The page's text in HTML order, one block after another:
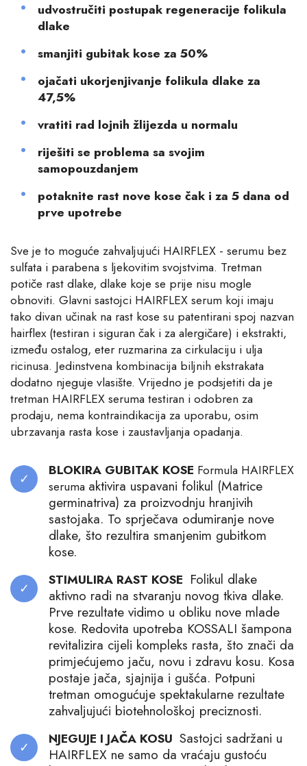
udvostručiti postupak regeneracije folikula
dlake
smanjiti gubitak kose za 50%
ojačati ukorjenjivanje folikula dlake za
47,5%
vratiti rad lojnih žlijezda u normalu
riješiti se problema sa svojim
samopouzdanjem
potaknite rast nove kose čak i za 5 dana od
prve upotrebe
Sve je to moguće zahvaljujući HAIRFLEX - serumu bez
sulfata i parabena s ljekovitim svojstvima. Tretman
potiče rast dlake, dlake koje se prije nisu mogle
obnoviti. Glavni sastojci HAIRFLEX serum koji imaju
tako divan učinak na rast kose su patentirani spoj nazvan
hairflex (testiran i siguran čak i za alergičare) i ekstrakti,
između ostalog, eter ruzmarina za cirkulaciju i ulja
ricinusa. Jedinstvena kombinacija biljnih ekstrakata
dodatno njeguje vlasište. Vrijedno je podsjetiti da je
tretman HAIRFLEX seruma testiran i odobren za
prodaju, nema kontraindikacija za uporabu, osim
ubrzavanja rasta kose i zaustavljanja opadanja.
BLOKIRA GUBITAK KOSE Formula HAIRFLEX
seruma aktivira uspavani folikul (Matrice
germinatriva) za proizvodnju hranjivih
sastojaka. To sprječava odumiranje nove
dlake, što rezultira smanjenim gubitkom
kose.
STIMULIRA RAST KOSE Folikul dlake
aktivno radi na stvaranju novog tkiva dlake.
Prve rezultate vidimo u obliku nove mlade
kose. Redovita upotreba KOSSALI šampona
revitalizira cijeli kompleks rasta, što znači da
primjećujemo jaču, novu i zdravu kosu. Kosa
postaje jača, sjajnija i gušća. Potpuni
tretman omogućuje spektakularne rezultate
zahvaljujući biotehnološkoj preciznosti.
NJEGUJE I JAČA KOSU Sastojci sadržani u
HAIRFLEX ne samo da vraćaju gustoću